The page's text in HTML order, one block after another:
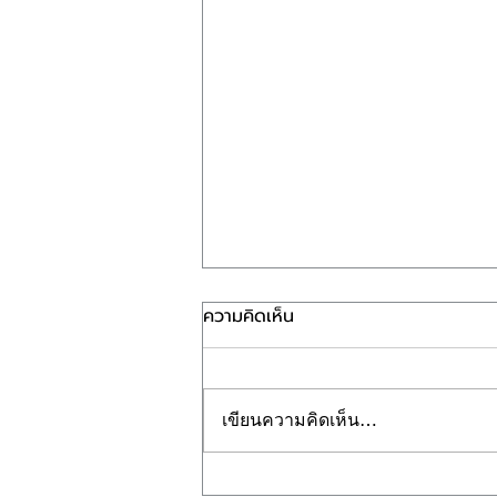
กระเป๋าเดินทาง 28 นิ้ว ต้องวัด
ความคิดเห็น
เขียนความคิดเห็น…